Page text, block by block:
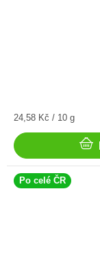
Měrná
24,58 Kč / 10 g
Po celé ČR